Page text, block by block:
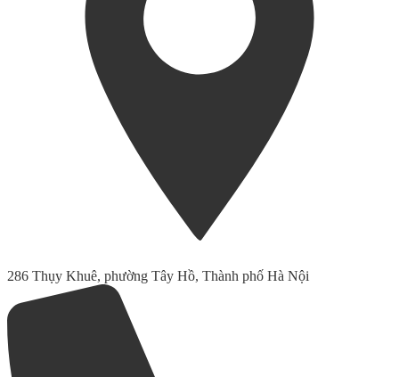
286 Thụy Khuê, phường Tây Hồ, Thành phố Hà Nội